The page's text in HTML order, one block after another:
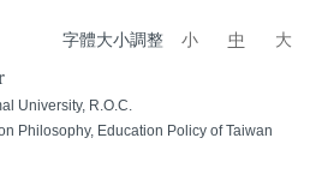
字體大小調整 小 中 大
University, R.O.C.
Philosophy, Education Policy of Taiwan